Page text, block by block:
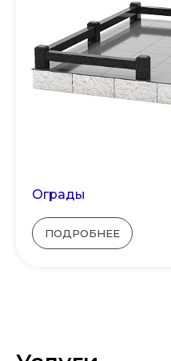
Ограды
ПОДРОБНЕЕ